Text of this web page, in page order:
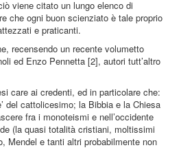
viene citato un lungo elenco di
che ogni buon scienziato è tale proprio
e praticanti.
recensendo un recente volumetto
ed Enzo Pennetta [2], autori tutt’altro
care ai credenti, ed in particolare che:
del cattolicesimo; la Bibbia e la Chiesa
fra i monoteismi e nell’occidente
(la quasi totalità cristiani, moltissimi
Mendel e tanti altri probabilmente non